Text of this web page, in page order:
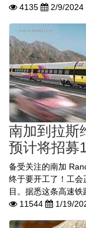
4135
2/9/2024
南加到拉斯
预计将招募
备受关注的南加
终于要开工了！工
目。据悉这条高速铁
11544
1/19/